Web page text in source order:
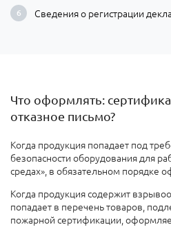
Сведения о регистрации
Что оформлять:
отказное письмо?
Когда продукция попадает под
безопасности оборудования для
средах», в обязательном порядке
Когда продукция содержит
попадает в перечень товаров,
пожарной сертификации,